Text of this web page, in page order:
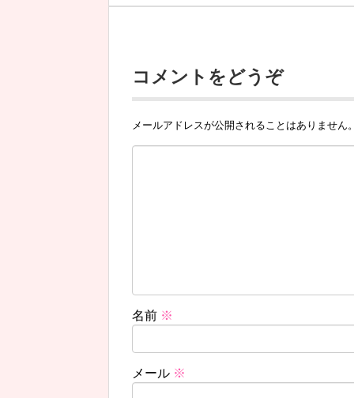
コメントをどうぞ
メールアドレスが公開されることはありません
名前 ※
メール ※